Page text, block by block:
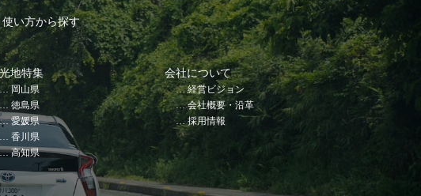
使い方から探す
地特集
岡山県
徳島県
愛媛県
香川県
高知県
会社について
経営ビジョン
会社概要・沿革
採用情報